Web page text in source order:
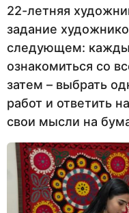
22-летняя
задание
следующем:
ознакомиться со
затем – выбрать
работ и ответить
свои мысли на